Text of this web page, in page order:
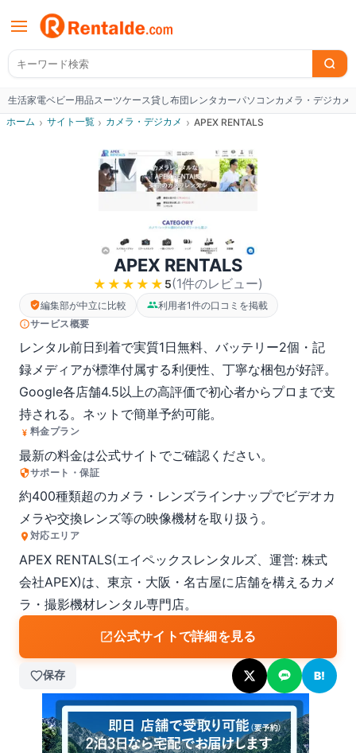
生活家電ベビー用品スーツケース貸し布団レンタカーパソコンカメラ・デジカメ
ホーム › サイト一覧 › カメラ・デジカメ › APEX RENTALS
APEX RENTALS
★★★★★ 5(1件のレビュー)
編集部が中立に比較
利用者1件の口コミを掲載
サービス概要
レンタル前日到着で実質1日無料、バッテリー2個・記
録メディアが標準付属する利便性、丁寧な梱包が好評。
Google各店舗4.5以上の高評価で初心者からプロまで支
持される。ネットで簡単予約可能。
料金プラン
最新の料金は公式サイトでご確認ください。
サポート・保証
約400種類超のカメラ・レンズラインナップでビデオカ
メラや交換レンズ等の映像機材を取り扱う。
対応エリア
APEX RENTALS(エイペックスレンタルズ、運営: 株式
会社APEX)は、東京・大阪・名古屋に店舗を構えるカメ
ラ・撮影機材レンタル専門店。
公式サイトで詳細を見る
保存 B!